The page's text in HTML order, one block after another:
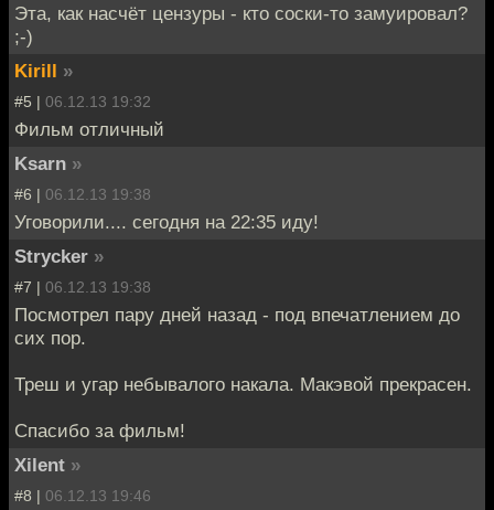
Эта, как насчёт цензуры - кто соски-то замуировал?
;-)
Kirill »
#5 | 06.12.13 19:32
Фильм отличный
Ksarn »
#6 | 06.12.13 19:38
Уговорили.... сегодня на 22:35 иду!
Strycker »
#7 | 06.12.13 19:38
Посмотрел пару дней назад - под впечатлением до
сих пор.
Треш и угар небывалого накала. Макэвой прекрасен.
Спасибо за фильм!
Xilent »
#8 | 06.12.13 19:46